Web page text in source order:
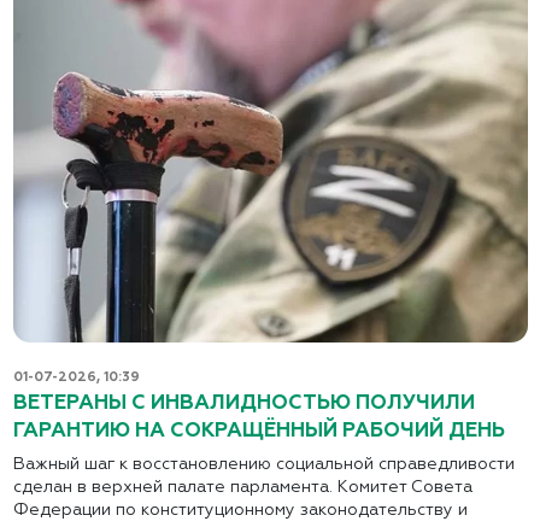
01-07-2026, 10:39
ВЕТЕРАНЫ С ИНВАЛИДНОСТЬЮ ПОЛУЧИЛИ
ГАРАНТИЮ НА СОКРАЩЁННЫЙ РАБОЧИЙ ДЕНЬ
Важный шаг к восстановлению социальной справедливости
сделан в верхней палате парламента. Комитет Совета
Федерации по конституционному законодательству и